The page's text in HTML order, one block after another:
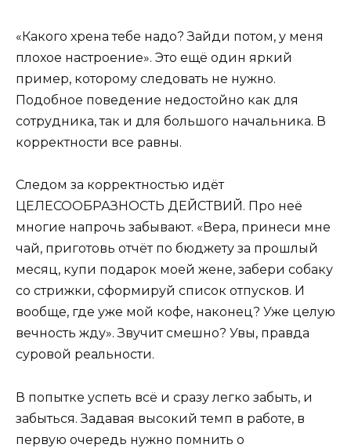
«Какого хрена тебе надо? Зайди потом, у меня
плохое настроение». Это ещё один яркий
пример, которому следовать не нужно.
Подобное поведение недостойно как для
сотрудника, так и для большого начальника. В
корректности все равны.
Следом за корректностью идёт
ЦЕЛЕСООБРАЗНОСТЬ ДЕЙСТВИЙ. Про неё
многие напрочь забывают. «Вера, принеси мне
чай, приготовь отчёт по бюджету за прошлый
месяц, купи подарок моей жене, забери собаку
со стрижки, сформируй список отпусков. И
вообще, где уже мой кофе, наконец? Уже целую
вечность жду». Звучит смешно? Увы, правда
суровой реальности.
В попытке успеть всё и сразу легко забыть, и
забыться. Задавая высокий темп в работе, в
первую очередь нужно помнить о